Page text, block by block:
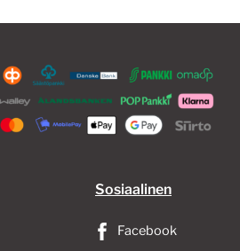
Sosiaalinen
Facebook